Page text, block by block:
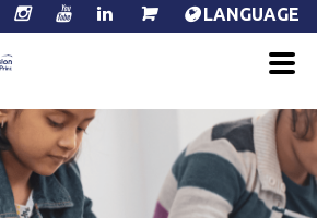
LANGUAGE